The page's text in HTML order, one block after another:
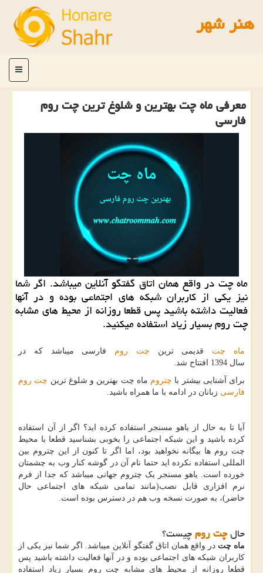
هنر شهر
منو
معرفی ماه چت بهترین و شلوغ ترین چت روم
فارسی
ماه چت در واقع همان اتاق گفتگو آنلاین میباشد. اگر شما
نیز یکی از کاربران شبکه های اجتماعی بوده و در آنها
فعالیت داشته باشید پس قطعا روزانه از محیط های مشابه
چت روم بسیار زیاد استفاده میکنید.
ماه چت قدیمی ترین چت روم فارسی میباشد که در
سال 1394
افتتاح شد.
برای آشنایی بیشتر با چتروم ماه چت بهترین و شلوغ ترین چت روم
فارسی زبانان در ادامه با ما همراه باشید.
آیا تا به حال از یاهو مسنجر استفاده کرده اید؟ اگر از آن استفاده
کرده باشید و این شبکه اجتماعی را بخوبی بشناسید قطعا با محیط
چت روم ها بیگانه نخواهید بود، اما اگر تا کنون از این چتروم بین
المللی استفاده نکرده اید حتما نام آن در گوشه کنار وب به چشمتان
خورده است. یاهو مسنجر یک چتروم جهانی میباشد که جدا از فرم
نرم افزاری قابل نصب(مانند تمامی شبکه های اجتماعی حال
حاضر)، به صورت نسخه وب هم در دسترس بوده است.
حالچت رومچیست؟
ماه چت در واقع همان اتاق گفتگو آنلاین میباشد. اگر شما نیز یکی از
کاربران شبکه های اجتماعی بوده و در آنها فعالیت داشته باشید پس
قطعا روزانه از محیط های مشابه چت روم بسیار زیاد استفاده